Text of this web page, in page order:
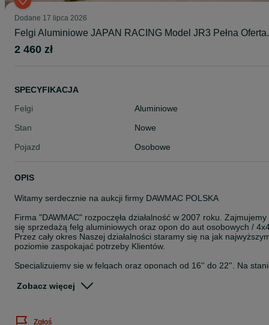
Dodane 17 lipca 2026
Felgi Aluminiowe JAPAN RACING Model JR3 Pełna Oferta.
2 460 zł
SPECYFIKACJA
Felgi
Aluminiowe
Stan
Nowe
Pojazd
Osobowe
OPIS
Witamy serdecznie na aukcji firmy DAWMAC POLSKA
Firma "DAWMAC" rozpoczęła działalność w 2007 roku. Zajmujemy
się sprzedażą felg aluminiowych oraz opon do aut osobowych /
Przez cały okres Naszej działalności staramy się na jak
poziomie zaspokajać potrzeby Klientów.
Specjalizujemy się w felgach oraz oponach od 16'' do 22''. Na
przedstawicielem takich Firm jak: ISPIRI, OEMS, VEEMANN,
Zobacz więcej
Zgłoś